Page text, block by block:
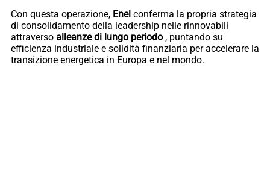
Con questa operazione, Enel conferma la propria strategia
di consolidamento della leadership nelle rinnovabili
attraverso alleanze di lungo periodo , puntando su
efficienza industriale e solidità finanziaria per accelerare la
transizione energetica in Europa e nel mondo.